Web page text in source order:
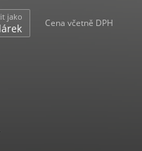
jako
Cena včetně DPH